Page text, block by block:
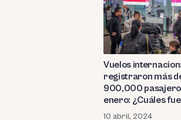
Vuelos
registraron más
900,000
enero: ¿Cuáles
principales
10 abril, 2024